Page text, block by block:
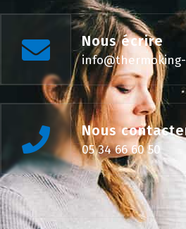
Nous écrire
Nous
05 34 66 60 50